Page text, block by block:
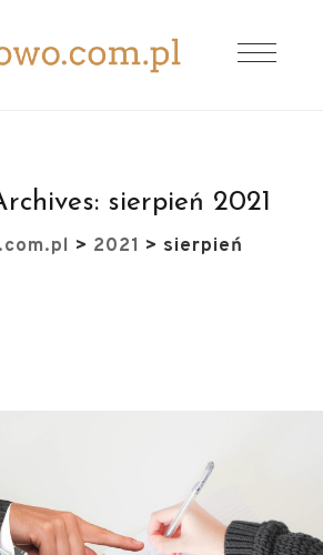
sierpień 2021
> 2021 > sierpień